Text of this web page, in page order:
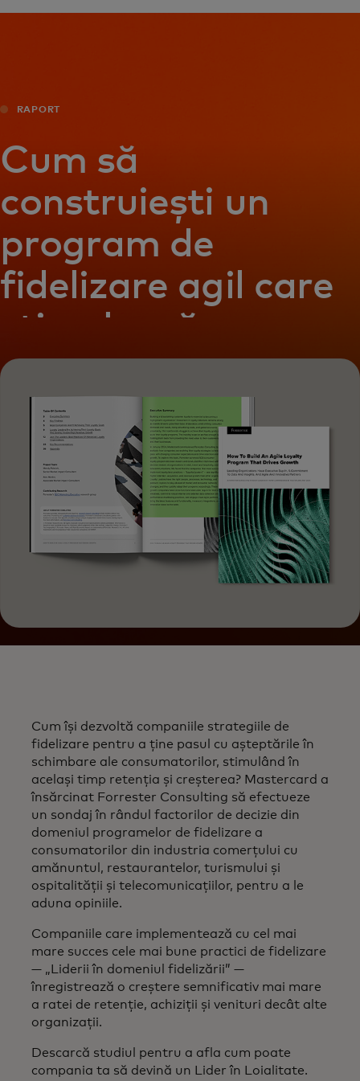
Pentru inovatori
Știri și tendințe
RAPORT
Cum să
construiești un
program de
fidelizare agil care
stimulează
creșterea
Cum își dezvoltă companiile strategiile de
fidelizare pentru a ține pasul cu așteptările în
schimbare ale consumatorilor, stimulând în
același timp retenția și creșterea? Mastercard a
însărcinat Forrester Consulting să efectueze
un sondaj în rândul factorilor de decizie din
domeniul programelor de fidelizare a
consumatorilor din industria comerțului cu
amănuntul, restaurantelor, turismului și
ospitalității și telecomunicațiilor, pentru a le
aduna opiniile.
Companiile care implementează cu cel mai
mare succes cele mai bune practici de fidelizare
— „Liderii în domeniul fidelizării” —
înregistrează o creștere semnificativ mai mare
a ratei de retenție, achiziții și venituri decât alte
organizații.
Descarcă studiul pentru a afla cum poate
compania ta să devină un Lider în Loialitate.